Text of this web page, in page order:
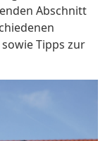
Abschnitt
Tipps zur